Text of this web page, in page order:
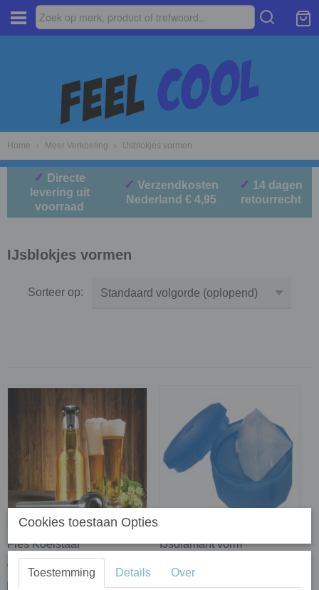
Home › Meer Verkoeling › IJsblokjes vormen
✓ Directe
levering uit
voorraad
✓ Verzendkosten
Nederland € 4,95
✓ 14 dagen
retourrecht
IJsblokjes vormen
Sorteer op:
Fles Koelstaaf
€ 6,95
IJsdiamant vorm
€ 3,95
Cookies toestaan Opties
Toestemming Details Over